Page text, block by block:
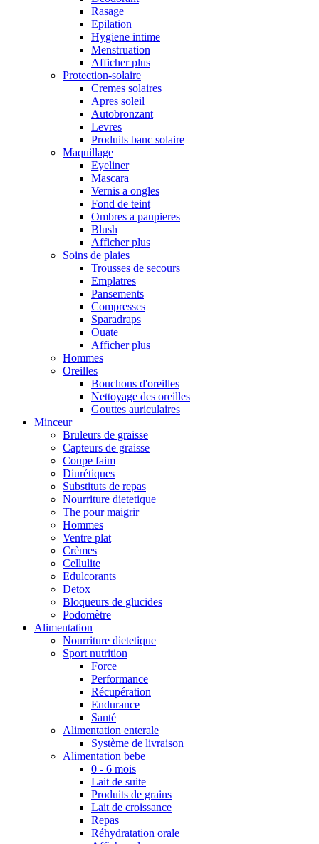
Rasage
Epilation
Hygiene intime
Menstruation
Afficher plus
Protection-solaire
Cremes solaires
Apres soleil
Autobronzant
Levres
Produits banc solaire
Maquillage
Eyeliner
Mascara
Vernis a ongles
Fond de teint
Ombres a paupieres
Blush
Afficher plus
Soins de plaies
Trousses de secours
Emplatres
Pansements
Compresses
Sparadraps
Ouate
Afficher plus
Hommes
Oreilles
Bouchons d'oreilles
Nettoyage des oreilles
Gouttes auriculaires
Minceur
Bruleurs de graisse
Capteurs de graisse
Coupe faim
Diurétiques
Substituts de repas
Nourriture dietetique
The pour maigrir
Hommes
Ventre plat
Crèmes
Cellulite
Edulcorants
Detox
Bloqueurs de glucides
Podomètre
Alimentation
Nourriture dietetique
Sport nutrition
Force
Performance
Récupération
Endurance
Santé
Alimentation enterale
Système de livraison
Alimentation bebe
0 - 6 mois
Lait de suite
Produits de grains
Lait de croissance
Repas
Réhydratation orale